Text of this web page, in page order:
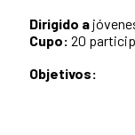
Dirigido a
Cupo: 20
Objetivos: